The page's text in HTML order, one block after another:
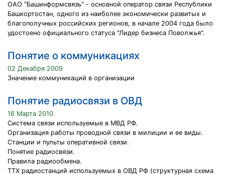
ОАО "Башинформсвязь" - основной оператор связи Республики
Башкортостан, одного из наиболее экономически развитых и
благополучных российских регионов, в начале 2004 года было
удостоено официального статуса "Лидер бизнеса Поволжья".
Понятие о коммуникациях
02 Декабря 2009
Значение коммуникаций в организации
Понятие радиосвязи в ОВД
16 Марта 2010
Система связи используемые в МВД РФ.
Организация работы проводной связи в милиции и ее виды.
Станции и пульты оперативной связи.
Понятие радиосвязи.
Правила радиообмена.
ТТХ радиостанций используемых в ОВД РФ (структурная схема